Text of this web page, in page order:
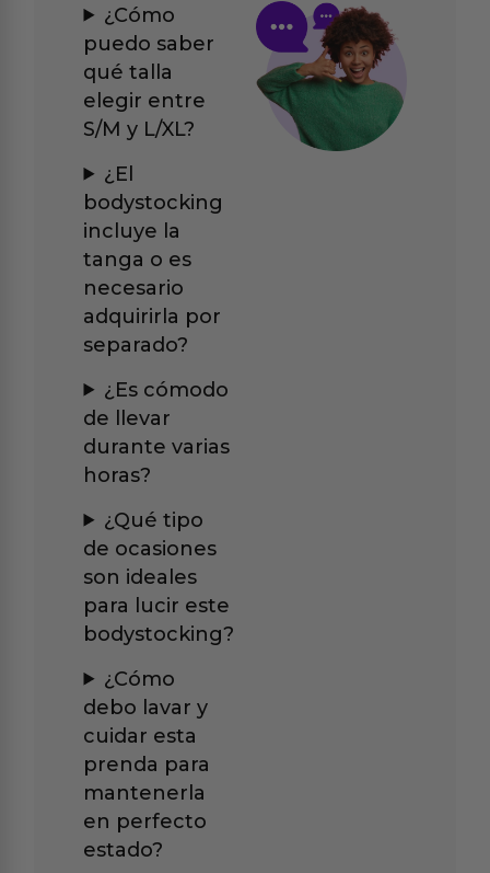
¿Cómo
puedo saber
qué talla
elegir entre
S/M y L/XL?
¿El
bodystocking
incluye la
tanga o es
necesario
adquirirla por
separado?
¿Es cómodo
de llevar
durante varias
horas?
¿Qué tipo
de ocasiones
son ideales
para lucir este
bodystocking?
¿Cómo
debo lavar y
cuidar esta
prenda para
mantenerla
en perfecto
estado?